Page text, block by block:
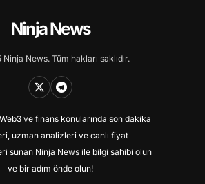
Ninja News
News. Tüm hakları saklıdır.
ve finans konularında son dakika
uzman analizleri ve canlı fiyat
sunan Ninja News ile bilgi sahibi olun
ve bir adım önde olun!